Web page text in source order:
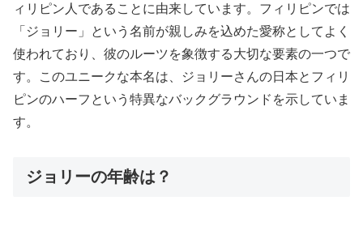
ィリピン人であることに由来しています。フィリピンでは
「ジョリー」という名前が親しみを込めた愛称としてよく
使われており、彼のルーツを象徴する大切な要素の一つで
す。このユニークな本名は、ジョリーさんの日本とフィリ
ピンのハーフという特異なバックグラウンドを示していま
す。
ジョリーの年齢は？